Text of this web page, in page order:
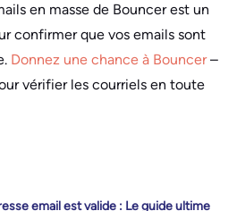
en masse de Bouncer est un
confirmer que vos emails sont
Donnez une chance à Bouncer–
vérifier les courriels en toute
email est valide : Le guide ultime